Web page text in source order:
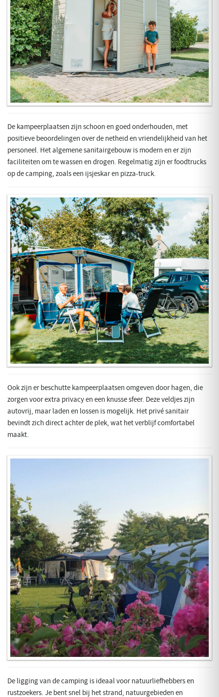
De kampeerplaatsen zijn schoon en goed onderhouden, met
positieve beoordelingen over de netheid en vriendelijkheid van het
personeel. Het algemene sanitairgebouw is modern en er zijn
faciliteiten om te wassen en drogen. Regelmatig zijn er foodtrucks
op de camping, zoals een ijsjeskar en pizza-truck.
Ook zijn er beschutte kampeerplaatsen omgeven door hagen, die
zorgen voor extra privacy en een knusse sfeer. Deze veldjes zijn
autovrij, maar laden en lossen is mogelijk. Het privé sanitair
bevindt zich direct achter de plek, wat het verblijf comfortabel
maakt.
De ligging van de camping is ideaal voor natuurliefhebbers en
rustzoekers. Je bent snel bij het strand, natuurgebieden en